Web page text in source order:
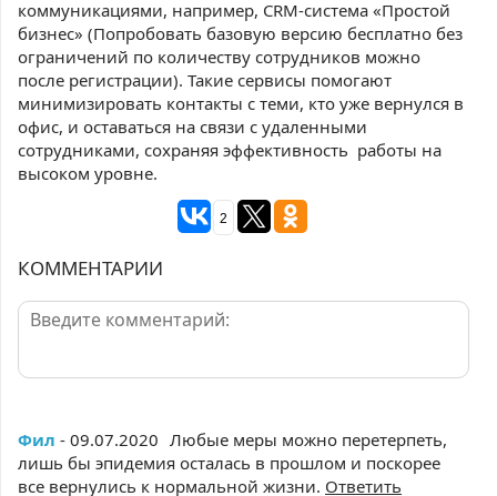
коммуникациями, например, CRM-система «Простой
бизнес» (Попробовать базовую версию бесплатно без
ограничений по количеству сотрудников можно
после регистрации). Такие сервисы помогают
минимизировать контакты с теми, кто уже вернулся в
офис, и оставаться на связи с удаленными
сотрудниками, сохраняя эффективность работы на
высоком уровне.
2
КОММЕНТАРИИ
Фил - 09.07.2020 Любые меры можно перетерпеть,
лишь бы эпидемия осталась в прошлом и поскорее
все вернулись к нормальной жизни. Ответить